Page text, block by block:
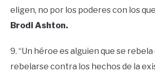
eligen, no por los poderes con los
Brodi Ashton.
9. “Un héroe es alguien que se
rebelarse contra los hechos de la